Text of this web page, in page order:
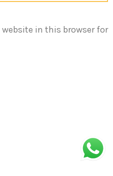
in this browser for